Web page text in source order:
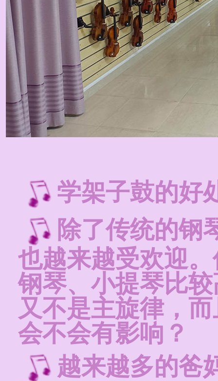
学架子鼓的好
除了传统的钢
也越来越受欢迎
钢琴、小提琴比
又不是主旋律，
会不会有影响？
越来越多的爸